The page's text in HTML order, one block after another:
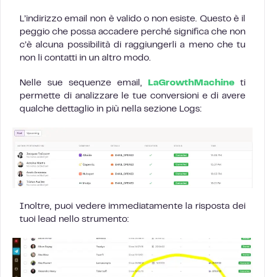
L’indirizzo email non è valido o non esiste. Questo è il
peggio che possa accadere perché significa che non
c’è alcuna possibilità di raggiungerli a meno che tu
non li contatti in un altro modo.
Nelle sue sequenze email, LaGrowthMachine ti
permette di analizzare le tue conversioni e di avere
qualche dettaglio in più nella sezione Logs:
Inoltre, puoi vedere immediatamente la risposta dei
tuoi lead nello strumento: